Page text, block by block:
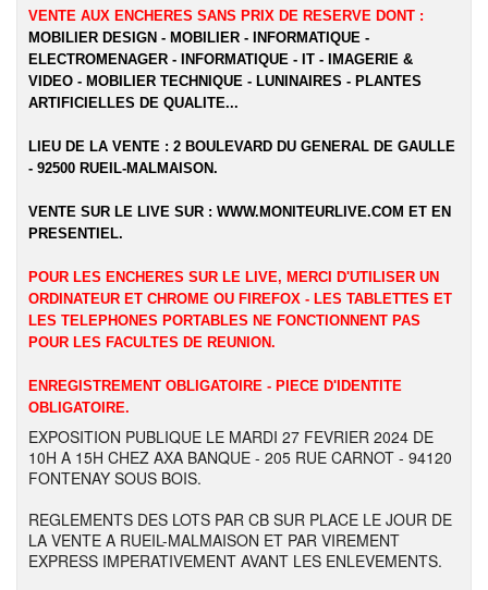
VENTE AUX ENCHERES SANS PRIX DE RESERVE DONT :
MOBILIER DESIGN - MOBILIER - INFORMATIQUE -
ELECTROMENAGER - INFORMATIQUE - IT - IMAGERIE &
VIDEO - MOBILIER TECHNIQUE - LUNINAIRES - PLANTES
ARTIFICIELLES DE QUALITE...
LIEU DE LA VENTE : 2 BOULEVARD DU GENERAL DE GAULLE
- 92500 RUEIL-MALMAISON.
VENTE SUR LE LIVE SUR : WWW.MONITEURLIVE.COM ET EN
PRESENTIEL.
POUR LES ENCHERES SUR LE LIVE, MERCI D'UTILISER UN
ORDINATEUR ET CHROME OU FIREFOX - LES TABLETTES ET
LES TELEPHONES PORTABLES NE FONCTIONNENT PAS
POUR LES FACULTES DE REUNION.
ENREGISTREMENT OBLIGATOIRE - PIECE D'IDENTITE
OBLIGATOIRE.
EXPOSITION PUBLIQUE LE MARDI 27 FEVRIER 2024 DE
10H A 15H CHEZ AXA BANQUE - 205 RUE CARNOT - 94120
FONTENAY SOUS BOIS.
REGLEMENTS DES LOTS PAR CB SUR PLACE LE JOUR DE
LA VENTE A RUEIL-MALMAISON ET PAR VIREMENT
EXPRESS IMPERATIVEMENT AVANT LES ENLEVEMENTS.